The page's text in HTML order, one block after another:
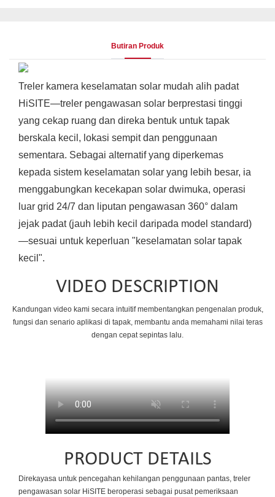
Butiran Produk
Treler kamera keselamatan solar mudah alih padat
HiSITE—treler pengawasan solar berprestasi tinggi
yang cekap ruang dan direka bentuk untuk tapak
berskala kecil, lokasi sempit dan penggunaan
sementara. Sebagai alternatif yang diperkemas
kepada sistem keselamatan solar yang lebih besar, ia
menggabungkan kecekapan solar dwimuka, operasi
luar grid 24/7 dan liputan pengawasan 360° dalam
jejak padat (jauh lebih kecil daripada model standard)
—sesuai untuk keperluan "keselamatan solar tapak
kecil".
VIDEO DESCRIPTION
Kandungan video kami secara intuitif membentangkan pengenalan produk,
fungsi dan senario aplikasi di tapak, membantu anda memahami nilai teras
dengan cepat sepintas lalu.
PRODUCT DETAILS
Direkayasa untuk pencegahan kehilangan penggunaan pantas, treler
pengawasan solar HiSITE beroperasi sebagai pusat pemeriksaan